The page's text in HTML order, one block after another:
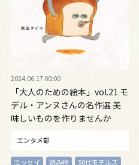
2024.06.17 00:00
「大人のための絵本」vol.21 モ
デル・アンヌさんの名作選 美
味しいものを作りませんか
エンタメ部
エッセイ 読み物 50代モデルズ